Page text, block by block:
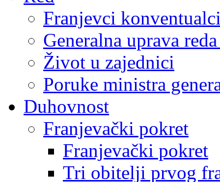
Franjevci
Generalna uprava
Život u zajednici
Poruke ministra
Duhovnost
Franjevački pokret
Franjevački pokret
Tri obitelji prvog